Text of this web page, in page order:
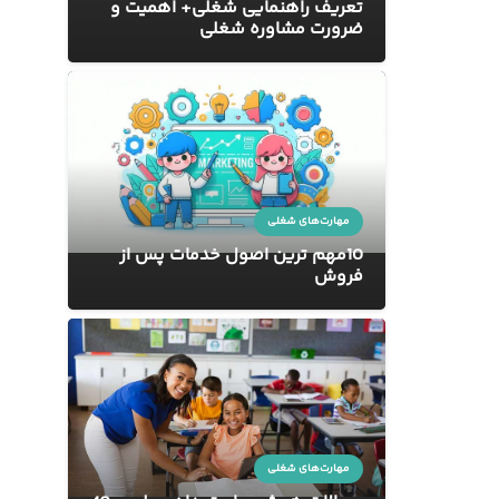
تعریف راهنمایی شغلی+ اهمیت و
ضرورت مشاوره شغلی
مهارت‌های شغلی
10مهم ترین اصول خدمات پس از
فروش
مهارت‌های شغلی